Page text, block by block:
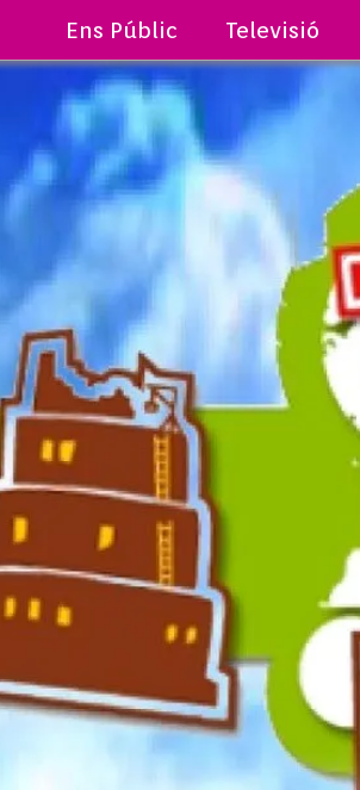
Ens Públic Televisió